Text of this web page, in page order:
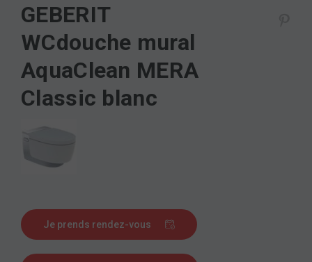
GEBERIT
WCdouche mural
AquaClean MERA
Classic blanc
Je prends rendez-vous